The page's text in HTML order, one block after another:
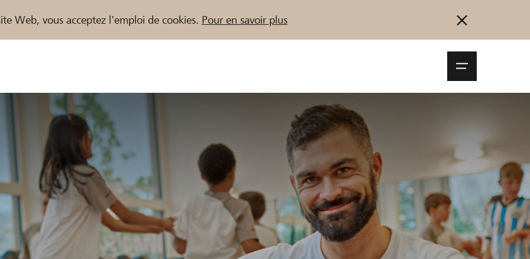
Web, vous acceptez l'emploi de cookies. Pour en savoir plus
/ Banques Raiffeisen Se connecter
Démarrez maintenant